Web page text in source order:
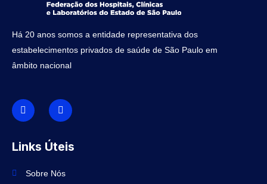
Há 20 anos somos a entidade representativa dos
estabelecimentos privados de saúde de São Paulo em
âmbito nacional
I
c
o
n
f
a
e
I
n
s
t
g
r
m
Links Úteis
Sobre Nós